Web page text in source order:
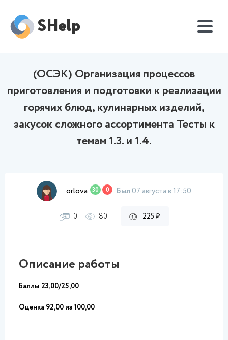
SHelp
(ОСЭК) Организация процессов
приготовления и подготовки к реализации
горячих блюд, кулинарных изделий,
закусок сложного ассортимента Тесты к
темам 1.3. и 1.4.
orlova 30 0 Был 07 августа в 17:50
0 80 225 ₽
Описание работы
Баллы 23,00/25,00
Оценка 92,00 из 100,00